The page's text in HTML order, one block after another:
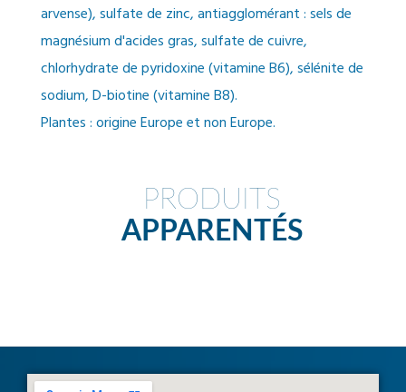
arvense), sulfate de zinc, antiagglomérant : sels de
magnésium d'acides gras, sulfate de cuivre,
chlorhydrate de pyridoxine (vitamine B6), sélénite de
sodium, D-biotine (vitamine B8).
Plantes : origine Europe et non Europe.
PRODUITS
APPARENTÉS